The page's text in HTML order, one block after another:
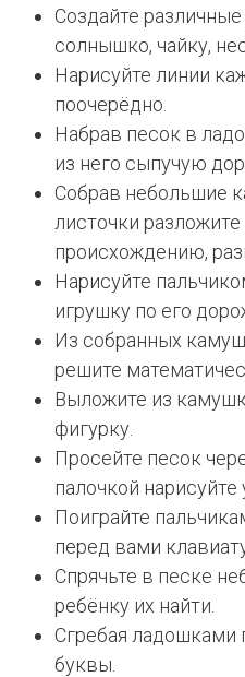
Создайте
солнышко, чайку,
Нарисуйте линии
поочерёдно.
Набрав песок в
из него сыпучую
Собрав небольшие
листочки разложите
происхождению,
Нарисуйте
игрушку по его
Из собранных
решите
Выложите из
фигурку.
Просейте песок
палочкой нарисуйте
Поиграйте
перед вами
Спрячьте в песке
ребёнку их найти.
Сгребая ладошками
буквы.